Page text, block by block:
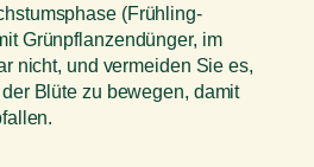
(Frühling-
Grünpflanzendünger, im
nicht, und vermeiden Sie es,
Blüte zu bewegen, damit